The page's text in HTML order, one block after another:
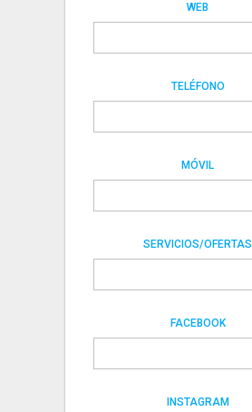
WEB
TELÉFONO
MÓVIL
SERVICIOS/OFERTAS
FACEBOOK
INSTAGRAM